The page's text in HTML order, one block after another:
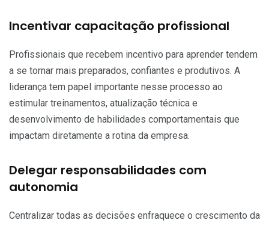
Incentivar capacitação profissional
Profissionais que recebem incentivo para aprender tendem
a se tornar mais preparados, confiantes e produtivos. A
liderança tem papel importante nesse processo ao
estimular treinamentos, atualização técnica e
desenvolvimento de habilidades comportamentais que
impactam diretamente a rotina da empresa.
Delegar responsabilidades com
autonomia
Centralizar todas as decisões enfraquece o crescimento da